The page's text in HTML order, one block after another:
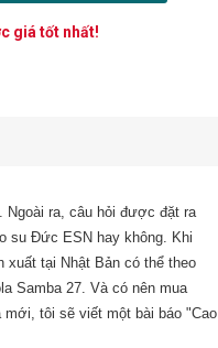
giá tốt nhất!
ra, câu hỏi được đặt ra
su Đức ESN hay không. Khi
xuất tại Nhật Bản có thể theo
Samba 27. Và có nên mua
mới, tôi sẽ viết một bài báo "Cao